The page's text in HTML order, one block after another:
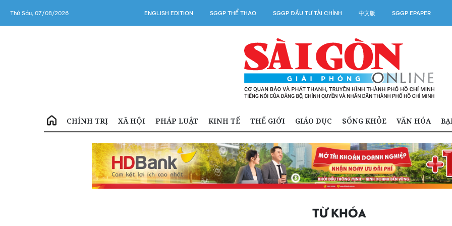
Thứ Sáu, 07/08/2026 ENGLISH EDITION SGGP THỂ THAO SGGP ĐẦU TƯ TÀI CHÍNH 中文版 SGGP EPAPER
CHÍNH TRỊ XÃ HỘI PHÁP LUẬT KINH TẾ THẾ GIỚI GIÁO DỤC SỐNG KHỎE VĂN HÓA
TỪ KHÓA